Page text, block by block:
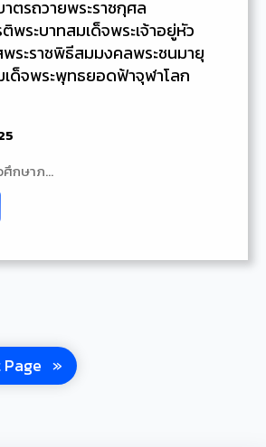
รถวายพระราชกุศล
พระบาทสมเด็จพระเจ้าอยู่หัว
พระราชพิธีสมมงคลพระชนมายุ
เด็จพระพุทธยอดฟ้าจุฬาโลก
ศึกษาภ…
»